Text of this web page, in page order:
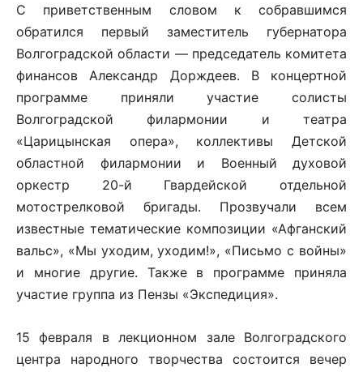
С приветственным словом к собравшимся
обратился первый заместитель губернатора
Волгоградской области — председатель комитета
финансов Александр Дорждеев. В концертной
программе приняли участие солисты
Волгоградской филармонии и театра
«Царицынская опера», коллективы Детской
областной филармонии и Военный духовой
оркестр 20-й Гвардейской отдельной
мотострелковой бригады. Прозвучали всем
известные тематические композиции «Афганский
вальс», «Мы уходим, уходим!», «Письмо с войны»
и многие другие. Также в программе приняла
участие группа из Пензы «Экспедиция».
15 февраля в лекционном зале Волгоградского
центра народного творчества состоится вечер